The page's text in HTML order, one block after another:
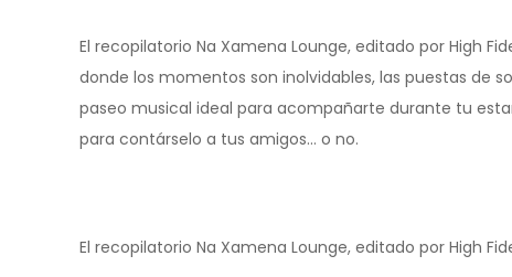
El recopilatorio Na Xamena Lounge, editado por High
donde los momentos son inolvidables, las puestas de
paseo musical ideal para acompañarte durante tu
para contárselo a tus amigos… o no.
El recopilatorio Na Xamena Lounge, editado por High